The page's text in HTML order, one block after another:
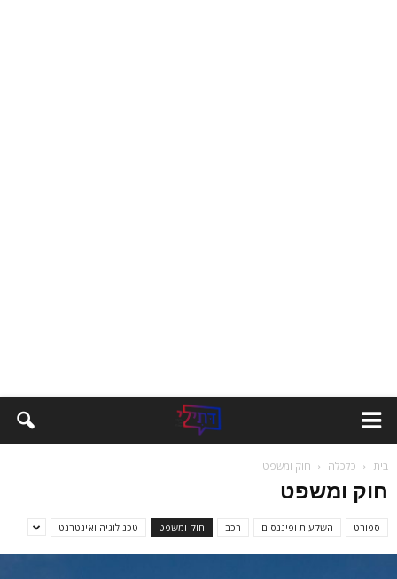
בית כלכלה חוק ומשפט
חוק ומשפט
ספורט השקעות ופיננסים רכב חוק ומשפט טכנולוגיה ואינטרנט